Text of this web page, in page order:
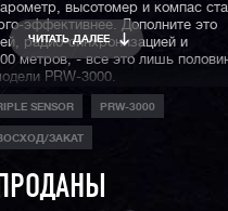
высотомер и компас
эффективнее. Дополните это
радио-синхронизацией и
метров, - все это лишь
PRW-3000.
ЧИТАТЬ ДАЛЕЕ
SENSOR PRW-3000
ЗАКАТ